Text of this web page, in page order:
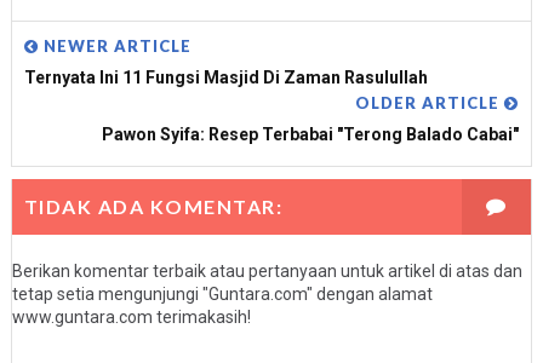
NEWER ARTICLE
Ternyata Ini 11 Fungsi Masjid Di Zaman Rasulullah
OLDER ARTICLE
Pawon Syifa: Resep Terbabai "Terong Balado Cabai"
TIDAK ADA KOMENTAR:
Berikan komentar terbaik atau pertanyaan untuk artikel di atas dan
tetap setia mengunjungi "Guntara.com" dengan alamat
www.guntara.com terimakasih!